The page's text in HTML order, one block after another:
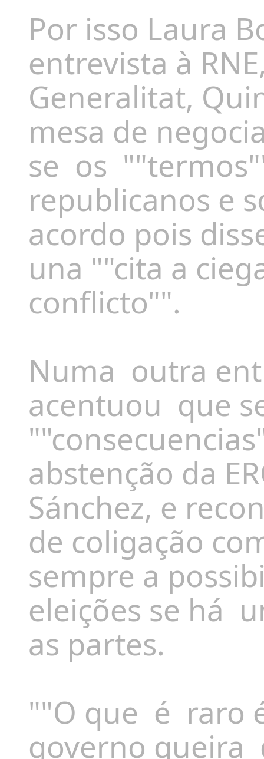
Por isso Laura
entrevista à
Generalitat,
mesa de
se os
republicanos e
acordo pois
una ""cita a
conflicto"".
Numa outra
acentuou que
abstenção da
Sánchez, e
de coligação
sempre a
eleições se há
as partes.
""O que é raro
governo queira